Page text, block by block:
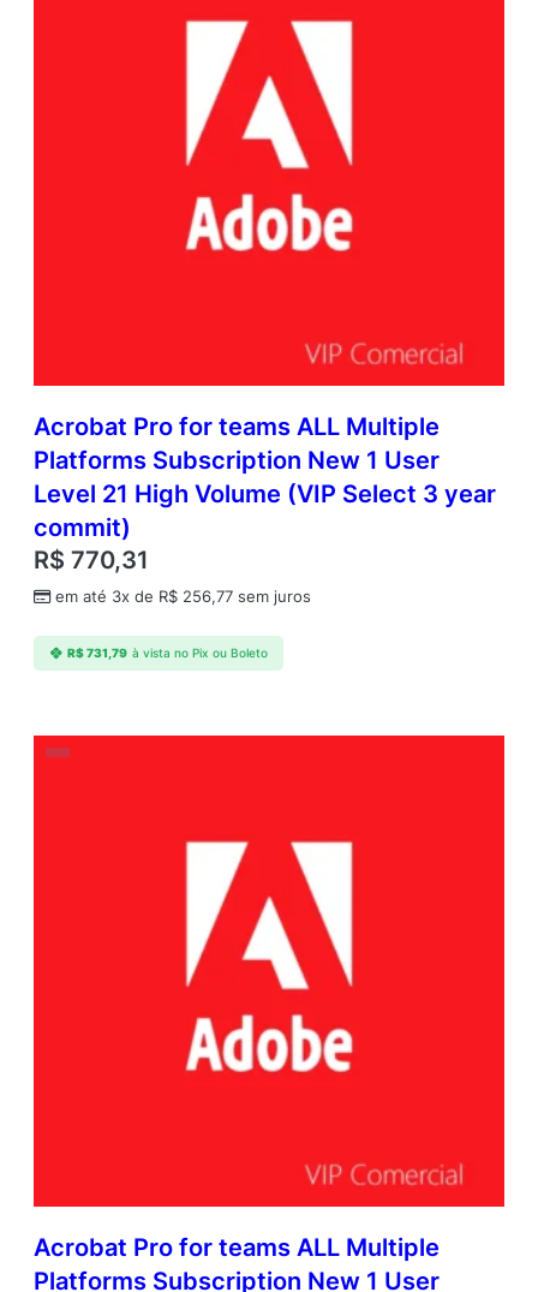
Acrobat Pro for teams ALL Multiple
Platforms Subscription New 1 User
Level 21 High Volume (VIP Select 3 year
commit)
R$ 770,31
em até 3x de R$ 256,77 sem juros
R$731,79 à vista no Pix ou Boleto
Acrobat Pro for teams ALL Multiple
Platforms Subscription New 1 User